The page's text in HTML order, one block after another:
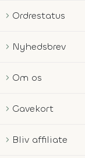
Ordrestatus
Nyhedsbrev
Om os
Gavekort
Bliv affiliate